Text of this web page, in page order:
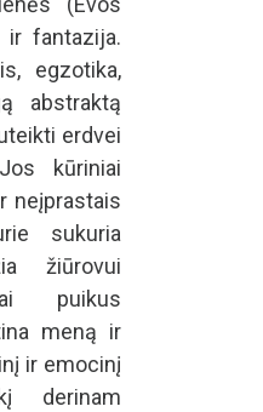
ir fantazija.
egzotika,
abstraktą
erdvei
kūriniai
neįprastais
sukuria
žiūrovui
puikus
meną ir
ir emocinį
derinam